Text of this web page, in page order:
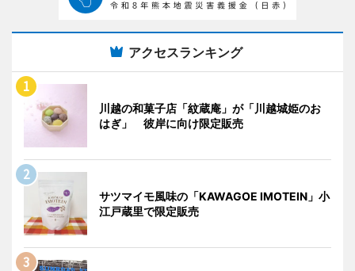
アクセスランキング
川越の和菓子店「紋蔵庵」が「川越城姫のお
はぎ」 彼岸に向け限定販売
サツマイモ風味の「KAWAGOE IMOTEIN」小
江戸蔵里で限定販売